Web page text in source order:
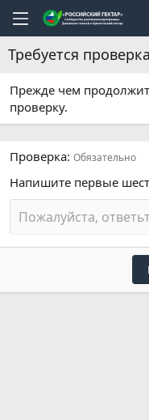
Требуется проверка
Прежде чем
проверку.
Проверка Обязательно
Напишите первые